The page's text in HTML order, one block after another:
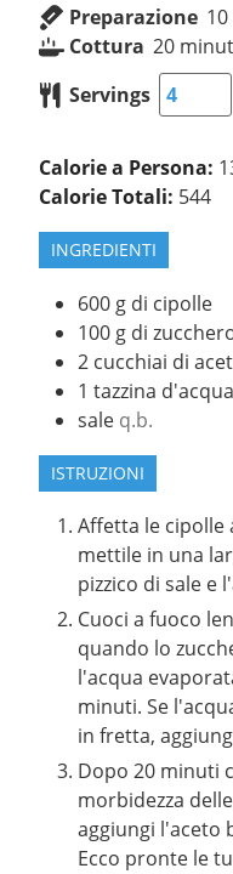
Preparazione 10
Cottura 20
Servings
Calorie a Persona:
Calorie Totali: 544
INGREDIENTI
600 g di cipolle
100 g di
2 cucchiai di
1 tazzina d'acqua
sale q.b.
ISTRUZIONI
Affetta le cipolle
mettile in una
pizzico di sale e
Cuoci a fuoco
quando lo
l'acqua
minuti. Se
in fretta,
Dopo 20 minuti
morbidezza
aggiungi l'aceto
Ecco pronte le